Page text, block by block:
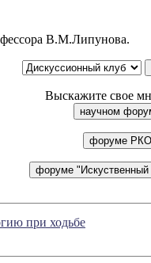
В.М.Липунова.
Выскажите свое
при ходьбе